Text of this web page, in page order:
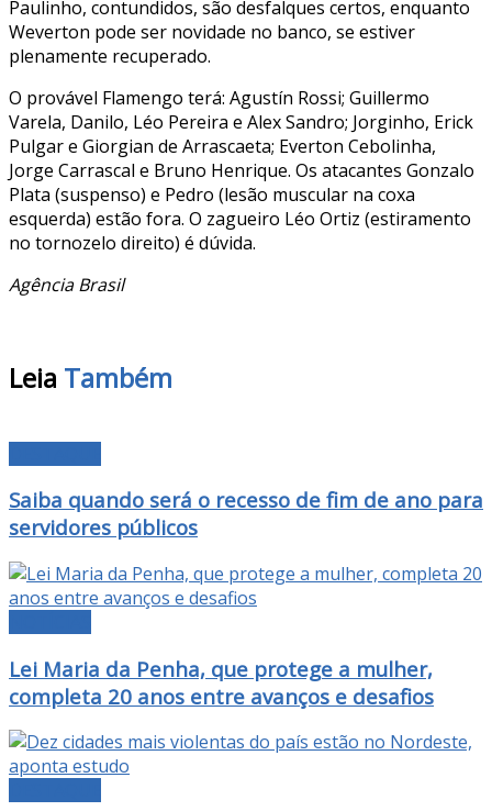
Paulinho, contundidos, são desfalques certos, enquanto
Weverton pode ser novidade no banco, se estiver
plenamente recuperado.
O provável Flamengo terá: Agustín Rossi; Guillermo
Varela, Danilo, Léo Pereira e Alex Sandro; Jorginho, Erick
Pulgar e Giorgian de Arrascaeta; Everton Cebolinha,
Jorge Carrascal e Bruno Henrique. Os atacantes Gonzalo
Plata (suspenso) e Pedro (lesão muscular na coxa
esquerda) estão fora. O zagueiro Léo Ortiz (estiramento
no tornozelo direito) é dúvida.
Agência Brasil
Leia Também
Saiba quando será o recesso de fim de ano para
servidores públicos
Lei Maria da Penha, que protege a mulher,
completa 20 anos entre avanços e desafios